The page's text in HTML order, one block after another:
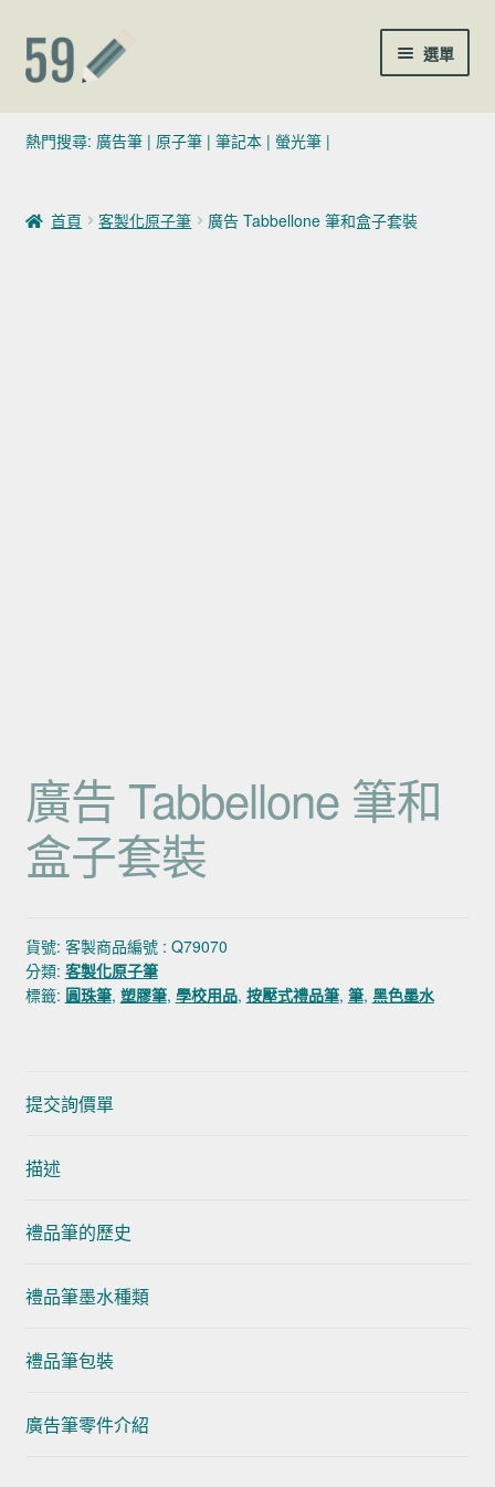
跳至導覽列
跳至主要內容 選單
(02)7729-4140
聯絡我們
熱門搜尋: 廣告筆| 原子筆| 筆記本| 螢光筆|
首頁 客製化原子筆 廣告 Tabbellone 筆和盒子套裝
廣告 Tabbellone 筆和
盒子套裝
貨號: 客製商品編號 : Q79070
分類: 客製化原子筆
標籤: 圓珠筆, 塑膠筆, 學校用品, 按壓式禮品筆, 筆, 黑色墨水
提交詢價單
描述
禮品筆的歷史
禮品筆墨水種類
禮品筆包裝
廣告筆零件介紹